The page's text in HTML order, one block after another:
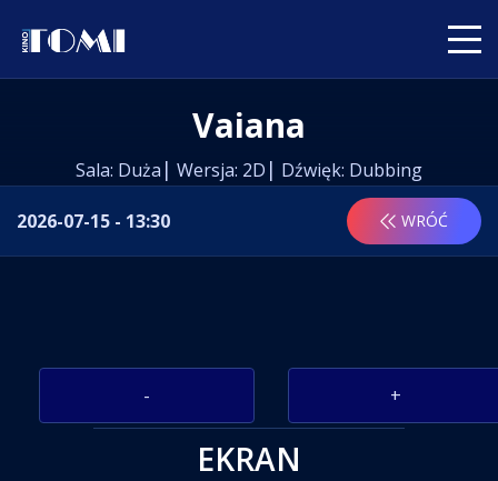
Vaiana
Sala: Duża Wersja: 2D Dźwięk: Dubbing
WRÓĆ
2026-07-15 - 13:30
- +
EKRAN